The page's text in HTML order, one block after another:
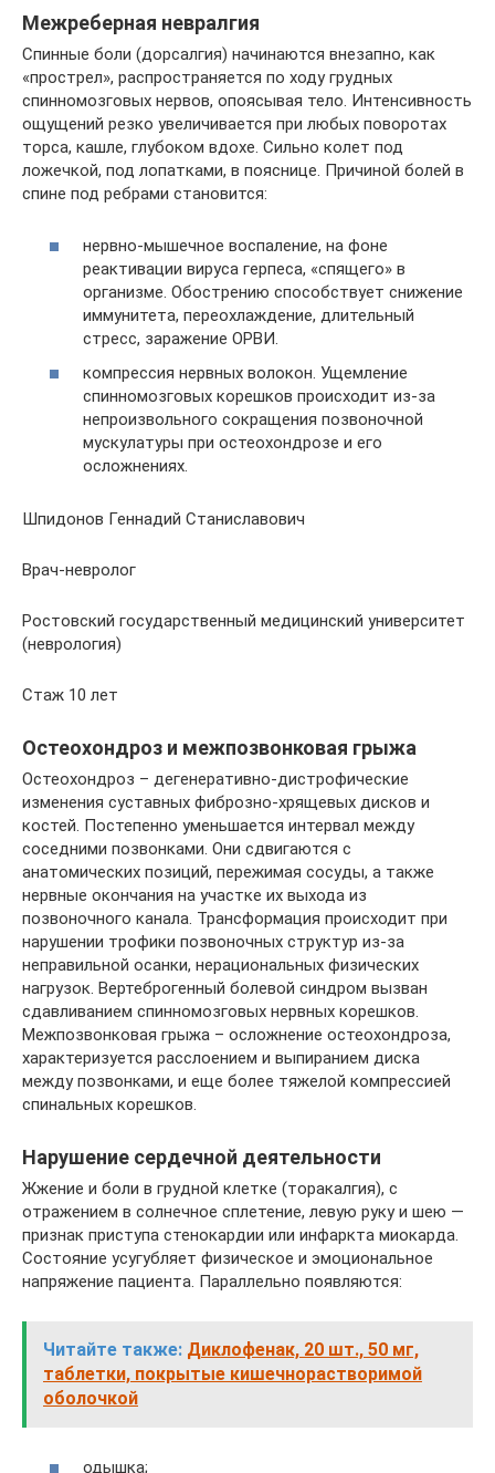
Межреберная невралгия
Спинные боли (дорсалгия) начинаются внезапно, как
«прострел», распространяется по ходу грудных
спинномозговых нервов, опоясывая тело. Интенсивность
ощущений резко увеличивается при любых поворотах
торса, кашле, глубоком вдохе. Сильно колет под
ложечкой, под лопатками, в пояснице. Причиной болей в
спине под ребрами становится:
нервно-мышечное воспаление, на фоне
реактивации вируса герпеса, «спящего» в
организме. Обострению способствует снижение
иммунитета, переохлаждение, длительный
стресс, заражение ОРВИ.
компрессия нервных волокон. Ущемление
спинномозговых корешков происходит из-за
непроизвольного сокращения позвоночной
мускулатуры при остеохондрозе и его
осложнениях.
Шпидонов Геннадий Станиславович
Врач-невролог
Ростовский государственный медицинский университет
(неврология)
Стаж 10 лет
Остеохондроз и межпозвонковая грыжа
Остеохондроз – дегенеративно-дистрофические
изменения суставных фиброзно-хрящевых дисков и
костей. Постепенно уменьшается интервал между
соседними позвонками. Они сдвигаются с
анатомических позиций, пережимая сосуды, а также
нервные окончания на участке их выхода из
позвоночного канала. Трансформация происходит при
нарушении трофики позвоночных структур из-за
неправильной осанки, нерациональных физических
нагрузок. Вертеброгенный болевой синдром вызван
сдавливанием спинномозговых нервных корешков.
Межпозвонковая грыжа – осложнение остеохондроза,
характеризуется расслоением и выпиранием диска
между позвонками, и еще более тяжелой компрессией
спинальных корешков.
Нарушение сердечной деятельности
Жжение и боли в грудной клетке (торакалгия), с
отражением в солнечное сплетение, левую руку и шею —
признак приступа стенокардии или инфаркта миокарда.
Состояние усугубляет физическое и эмоциональное
напряжение пациента. Параллельно появляются:
Читайте также: Диклофенак, 20 шт., 50 мг,
таблетки, покрытые кишечнорастворимой
оболочкой
одышка;